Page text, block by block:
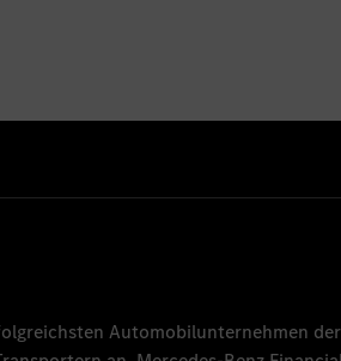
Automobilunternehmen